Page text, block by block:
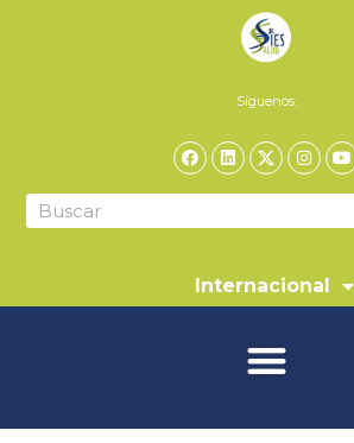
Síguenos:
Internacional